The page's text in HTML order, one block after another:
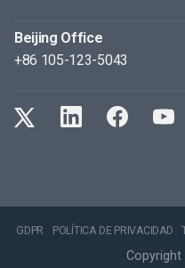
Beijing Office
+86 105-123-5043
GDPR POLÍTICA DE PRIVACIDAD